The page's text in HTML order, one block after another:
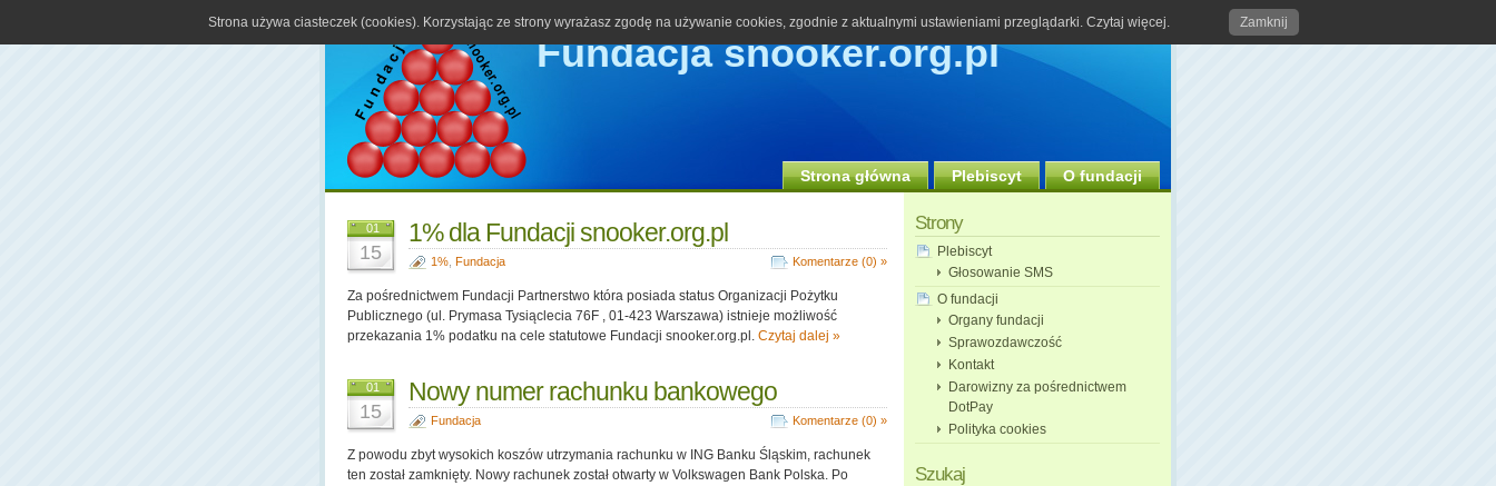
Fundacja snooker.org.pl
Strona główna Plebiscyt O fundacji
01
15
1% dla Fundacji snooker.org.pl
1% Fundacja Komentarze (0) »
Za pośrednictwem Fundacji Partnerstwo która posiada status Organizacji Pożytku
Publicznego (ul. Prymasa Tysiąclecia 76F , 01-423 Warszawa) istnieje możliwość
przekazania 1% podatku na cele statutowe Fundacji snooker.org.pl. Czytaj dalej »
01
15
Nowy numer rachunku bankowego
Fundacja Komentarze (0) »
Z powodu zbyt wysokich koszów utrzymania rachunku w ING Banku Śląskim, rachunek
ten został zamknięty. Nowy rachunek został otwarty w Volkswagen Bank Polska. Po
Strony
Plebiscyt
Głosowanie SMS
O fundacji
Organy fundacji
Sprawozdawczość
Kontakt
Darowizny za pośrednictwem
DotPay
Polityka cookies
Szukaj
Strona używa ciasteczek (cookies). Korzystając ze strony wyrażasz zgodę na używanie cookies, zgodnie z aktualnymi ustawieniami przeglądarki. Czytaj więcej. Zamknij